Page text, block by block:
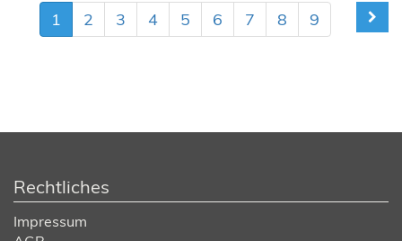
1 2 3 4 5 6 7 8 9
Rechtliches
Impressum